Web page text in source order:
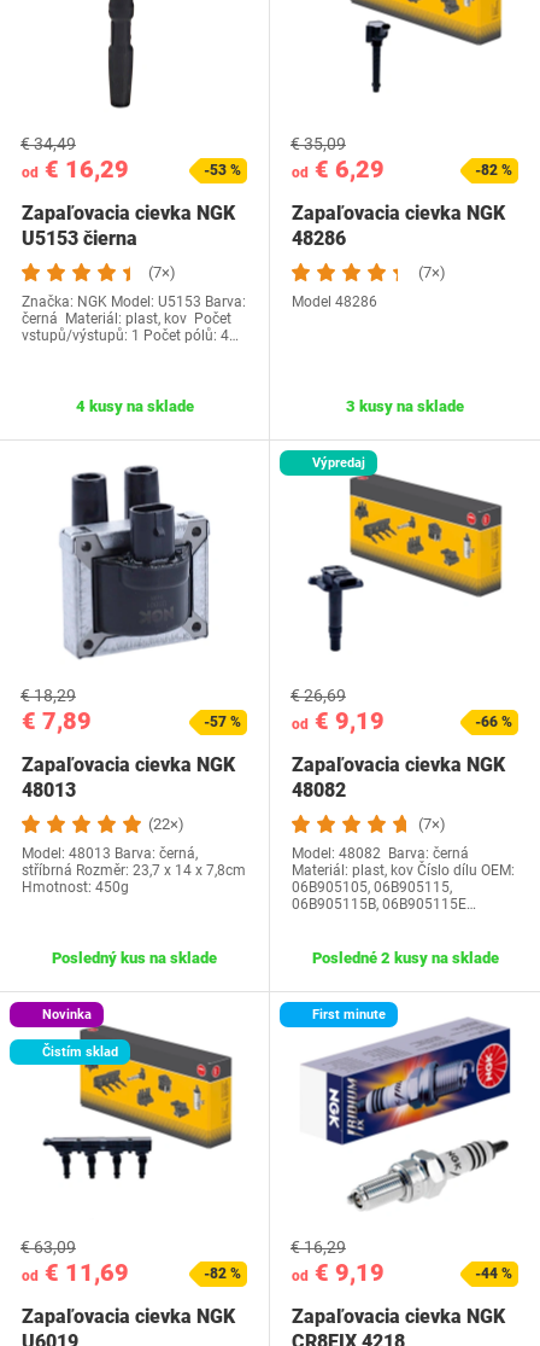
od € 16,29
€ 34,49
-53 %
Zapaľovacia cievka NGK
U5153 čierna
(7×)
Značka: NGK Model: U5153 Barva:
černá Materiál: plast, kov Počet
vstupů/výstupů: 1 Počet pólů: 4…
4 kusy na sklade
od € 6,29
€ 35,09
-82 %
Zapaľovacia cievka NGK
48286
(7×)
Model 48286
3 kusy na sklade
€ 7,89
€ 18,29
-57 %
Zapaľovacia cievka NGK
48013
(22×)
Model: 48013 Barva: černá,
stříbrná Rozměr: 23,7 x 14 x 7,8cm
Hmotnost: 450g
Posledný kus na sklade
Výpredaj
od € 9,19
€ 26,69
-66 %
Zapaľovacia cievka NGK
48082
(7×)
Model: 48082 Barva: černá
Materiál: plast, kov Číslo dílu OEM‎:
06B905105, 06B905115,
06B905115B, 06B905115E…
Posledné 2 kusy na sklade
Novinka
Čistím sklad
od € 11,69
€ 63,09
-82 %
Zapaľovacia cievka NGK
First minute
od € 9,19
€ 16,29
-44 %
Zapaľovacia cievka NGK